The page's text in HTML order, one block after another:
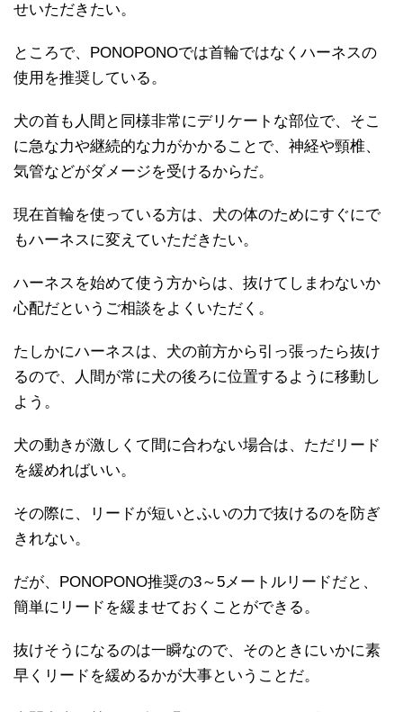
せいただきたい。
ところで、PONOPONOでは首輪ではなくハーネスの
使用を推奨している。
犬の首も人間と同様非常にデリケートな部位で、そこ
に急な力や継続的な力がかかることで、神経や頸椎、
気管などがダメージを受けるからだ。
現在首輪を使っている方は、犬の体のためにすぐにで
もハーネスに変えていただきたい。
ハーネスを始めて使う方からは、抜けてしまわないか
心配だというご相談をよくいただく。
たしかにハーネスは、犬の前方から引っ張ったら抜け
るので、人間が常に犬の後ろに位置するように移動し
よう。
犬の動きが激しくて間に合わない場合は、ただリード
を緩めればいい。
その際に、リードが短いとふいの力で抜けるのを防ぎ
きれない。
だが、PONOPONO推奨の3～5メートルリードだと、
簡単にリードを緩ませておくことができる。
抜けそうになるのは一瞬なので、そのときにいかに素
早くリードを緩めるかが大事ということだ。